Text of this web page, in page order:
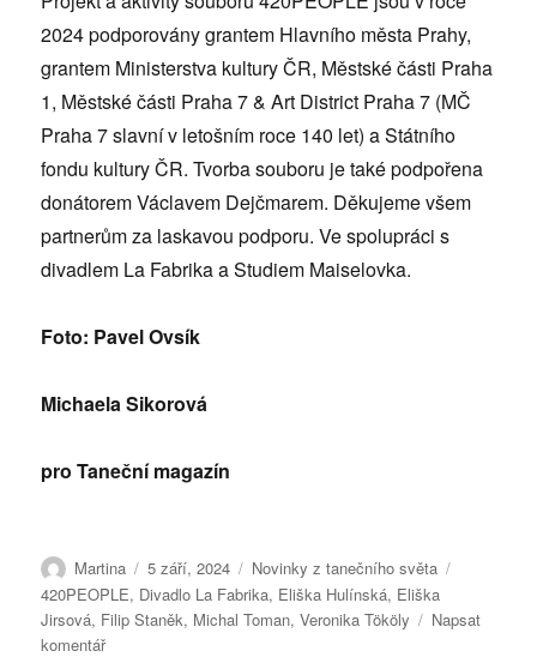
2024 podporovány grantem Hlavního města Prahy,
grantem Ministerstva kultury ČR, Městské části Praha
1, Městské části Praha 7 & Art District Praha 7 (MČ
Praha 7 slavní v letošním roce 140 let) a Státního
fondu kultury ČR. Tvorba souboru je také podpořena
donátorem Václavem Dejčmarem. Děkujeme všem
partnerům za laskavou podporu. Ve spolupráci s
divadlem La Fabrika a Studiem Maiselovka.
Foto: Pavel Ovsík
Michaela Sikorová
pro Taneční magazín
Autor:
Martina Publikováno:
5 září, 2024 Rubriky:
Novinky z tanečního světa
420PEOPLE, Divadlo La Fabrika, Eliška Hulínská, Eliška
Jirsová, Filip Staněk, Michal Toman,Veronika Tököly
Napsat
komentářpro